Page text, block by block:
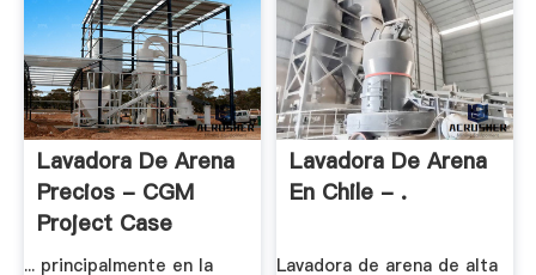
Lavadora De Arena
Precios - CGM
Project Case
... principalmente en la
Lavadora De Arena
En Chile - .
Lavadora de arena de alta